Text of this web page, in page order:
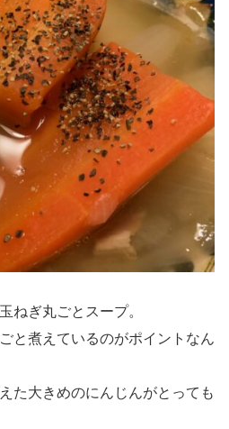
ねぎ丸ごとスープ。
と煮えているのがポイントなん
た大きめのにんじんがとっても